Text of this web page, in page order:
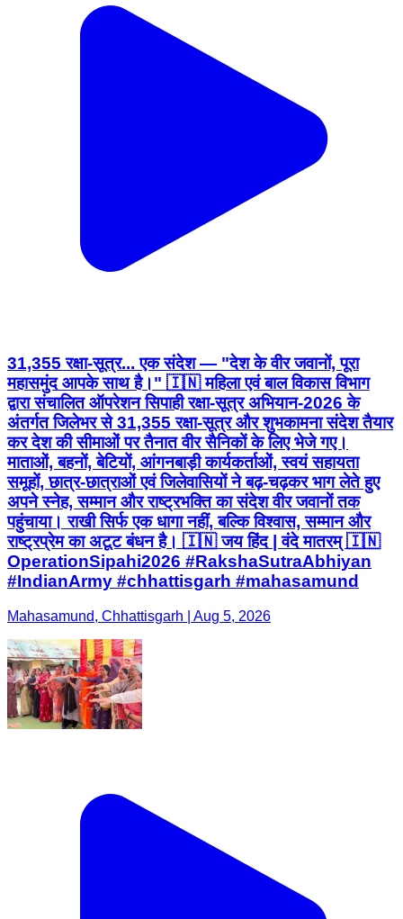
31,355 रक्षा-सूत्र... एक संदेश — "देश के वीर जवानों, पूरा
महासमुंद आपके साथ है।" 🇮🇳 महिला एवं बाल विकास विभाग
द्वारा संचालित ऑपरेशन सिपाही रक्षा-सूत्र अभियान-2026 के
अंतर्गत जिलेभर से 31,355 रक्षा-सूत्र और शुभकामना संदेश तैयार
कर देश की सीमाओं पर तैनात वीर सैनिकों के लिए भेजे गए।
माताओं, बहनों, बेटियों, आंगनबाड़ी कार्यकर्ताओं, स्वयं सहायता
समूहों, छात्र-छात्राओं एवं जिलेवासियों ने बढ़-चढ़कर भाग लेते हुए
अपने स्नेह, सम्मान और राष्ट्रभक्ति का संदेश वीर जवानों तक
पहुंचाया। राखी सिर्फ एक धागा नहीं, बल्कि विश्वास, सम्मान और
राष्ट्रप्रेम का अटूट बंधन है। 🇮🇳 जय हिंद | वंदे मातरम् 🇮🇳
OperationSipahi2026 #RakshaSutraAbhiyan
#IndianArmy #chhattisgarh #mahasamund
Mahasamund, Chhattisgarh | Aug 5, 2026